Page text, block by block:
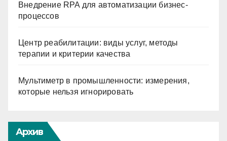
Внедрение RPA для автоматизации бизнес-
процессов
Центр реабилитации: виды услуг, методы
терапии и критерии качества
Мультиметр в промышленности: измерения,
которые нельзя игнорировать
Архив